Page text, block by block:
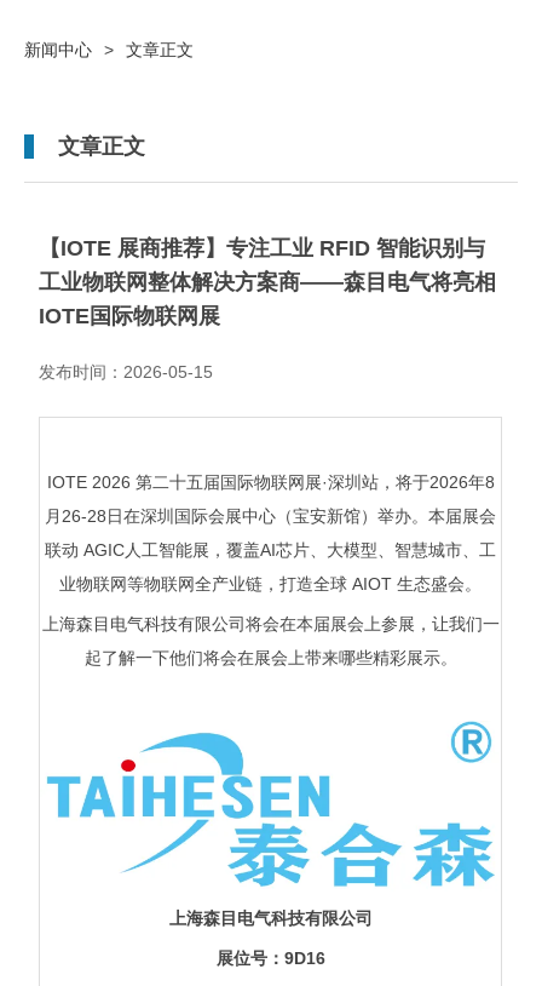
新闻中心 > 文章正文
文章正文
【IOTE 展商推荐】专注工业 RFID 智能识别与
工业物联网整体解决方案商——森目电气将亮相
IOTE国际物联网展
发布时间：2026-05-15
IOTE 2026 第二十五届国际物联网展·深圳站，将于2026年8
月26-28日在深圳国际会展中心（宝安新馆）举办。本届展会
联动 AGIC人工智能展，覆盖AI芯片、大模型、智慧城市、工
业物联网等物联网全产业链，打造全球 AIOT 生态盛会。
上海森目电气科技有限公司将会在本届展会上参展，让我们一
起了解一下他们将会在展会上带来哪些精彩展示。
上海森目电气科技有限公司
展位号：9D16